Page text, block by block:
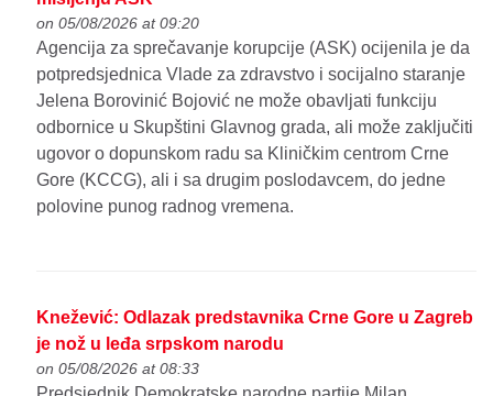
on 05/08/2026 at 09:20
Agencija za sprečavanje korupcije (ASK) ocijenila je da
potpredsjednica Vlade za zdravstvo i socijalno staranje
Jelena Borovinić Bojović ne može obavljati funkciju
odbornice u Skupštini Glavnog grada, ali može zaključiti
ugovor o dopunskom radu sa Kliničkim centrom Crne
Gore (KCCG), ali i sa drugim poslodavcem, do jedne
polovine punog radnog vremena.
Knežević: Odlazak predstavnika Crne Gore u Zagreb
je nož u leđa srpskom narodu
on 05/08/2026 at 08:33